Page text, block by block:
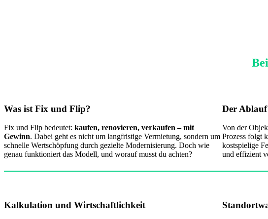
Was ist Fix und Flip?
Fix und Flip bedeutet: kaufen, renovieren, verkaufen – mit
Gewinn. Dabei geht es nicht um langfristige Vermietung, sondern um
schnelle Wertschöpfung durch gezielte Modernisierung. Doch wie
genau funktioniert das Modell, und worauf musst du achten?
Der
Von der
Prozess folgt
kostspielige
und effizient
Kalkulation und Wirtschaftlichkeit